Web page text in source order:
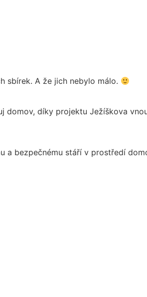
sbírek. A že jich nebylo málo.
domov, díky projektu Ježíškova
bezpečnému stáří v prostředí